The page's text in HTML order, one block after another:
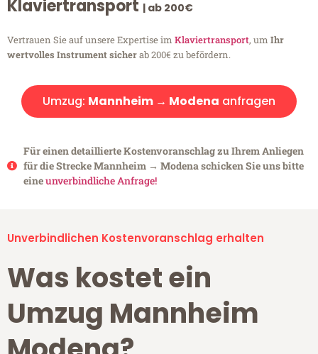
Klaviertransport | ab 200€
Vertrauen Sie auf unsere Expertise im Klaviertransport, um Ihr
wertvolles Instrument sicherab 200€ zu befördern.
Umzug: Mannheim → Modena anfragen
Für einen detaillierte Kostenvoranschlag zu Ihrem Anliegen
für die Strecke Mannheim → Modena schicken Sie uns bitte
eineunverbindliche Anfrage!
Unverbindlichen Kostenvoranschlag erhalten
Was kostet ein
Umzug Mannheim